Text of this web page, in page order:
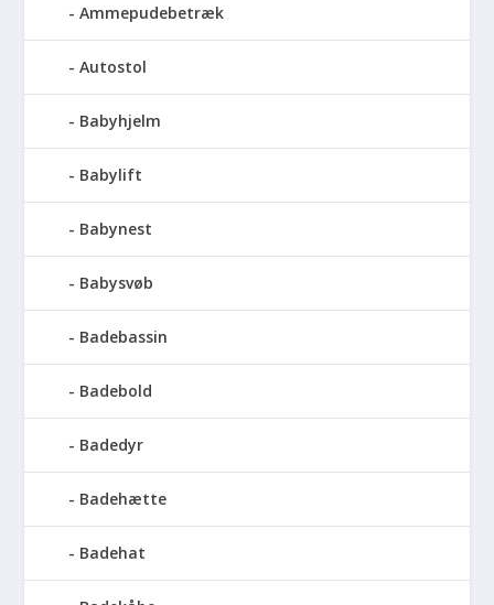
Ammepudebetræk
Autostol
Babyhjelm
Babylift
Babynest
Babysvøb
Badebassin
Badebold
Badedyr
Badehætte
Badehat